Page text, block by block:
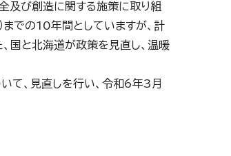
及び創造に関する施策に取り組
での10年間としていますが、計
国と北海道が政策を見直し、温暖
て、見直しを行い、令和6年3月